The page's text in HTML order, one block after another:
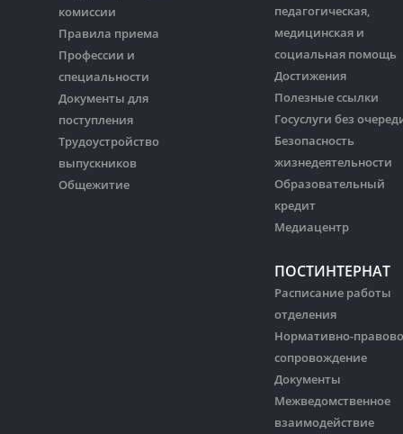
комиссии
Правила приема
Профессии и
специальности
Документы для
поступления
Трудоустройство
выпускников
Общежитие
педагогическая,
медицинская и
социальная помощь
Достижения
Полезные ссылки
Госуслуги без
Безопасность
жизнедеятельности
Образовательный
кредит
Медиацентр
ПОСТИНТЕРНАТ
Расписание работы
отделения
Нормативно-
сопровождение
Документы
Межведомственное
взаимодействие